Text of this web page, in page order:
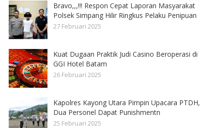
Bravo,,,!!! Respon Cepat Laporan Masyarakat
Polsek Simpang Hilir Ringkus Pelaku Penipuan
27 Februari 2025
Kuat Dugaan Praktik Judi Casino Beroperasi di
GGI Hotel Batam
26 Februari 2025
Kapolres Kayong Utara Pimpin Upacara PTDH,
Dua Personel Dapat Punishmentn
25 Februari 2025